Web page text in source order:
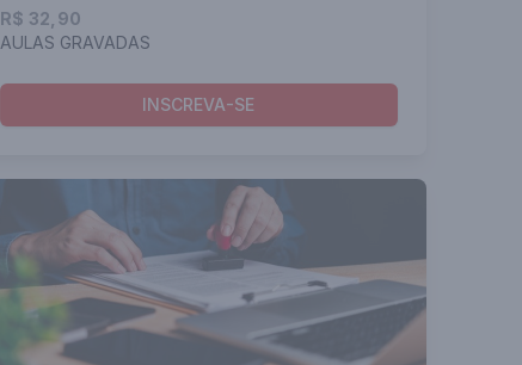
R$ 32,90
AULAS GRAVADAS
INSCREVA-SE